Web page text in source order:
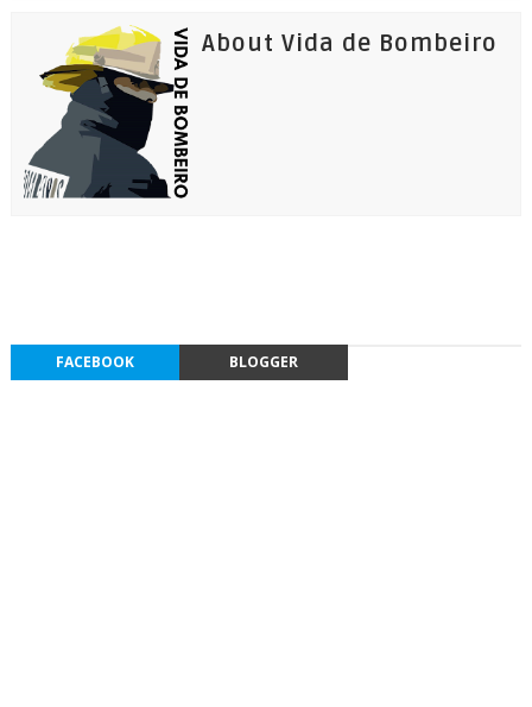
About Vida de Bombeiro
FACEBOOK BLOGGER